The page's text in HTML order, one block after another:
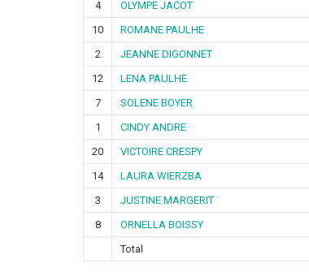
4
OLYMPE JACOT
10
ROMANE PAULHE
2
JEANNE DIGONNET
12
LENA PAULHE
7
SOLENE BOYER
1
CINDY ANDRE
20
VICTOIRE CRESPY
14
LAURA WIERZBA
3
JUSTINE MARGERIT
8
ORNELLA BOISSY
Total